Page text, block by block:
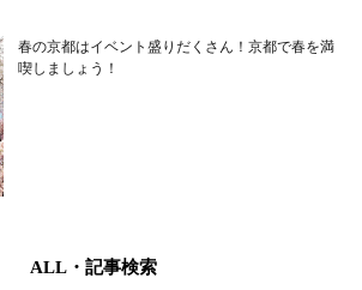
春の京都はイベント盛りだくさん！京都で春を満
喫しましょう！
ALL・記事検索